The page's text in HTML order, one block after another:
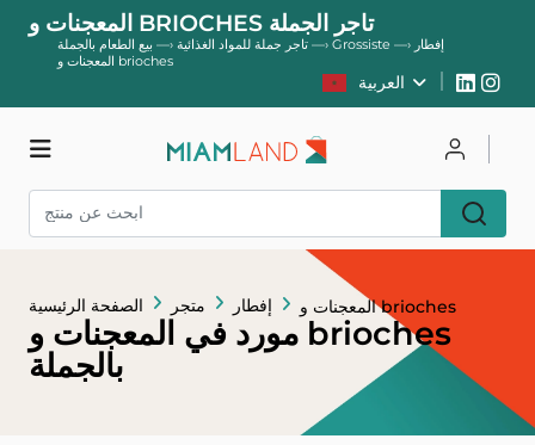
المعجنات و BRIOCHES تاجر الجملة
تاجر جملة للمواد الغذائية —› بيع الطعام بالجملة —› Grossiste إفطار —›
المعجنات و brioches
العربية
الصفحة الرئيسية متجر إفطار المعجنات و brioches
مورد في المعجنات و brioches
بالجملة
متجر